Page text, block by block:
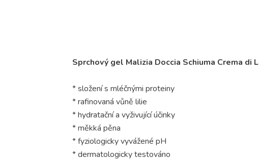
Sprchový gel Malizia Doccia Schiuma Crema di
* složení s mléčnými proteiny
* rafinovaná vůně lilie
* hydratační a vyživující účinky
* měkká pěna
* fyziologicky vyvážené pH
* dermatologicky testováno